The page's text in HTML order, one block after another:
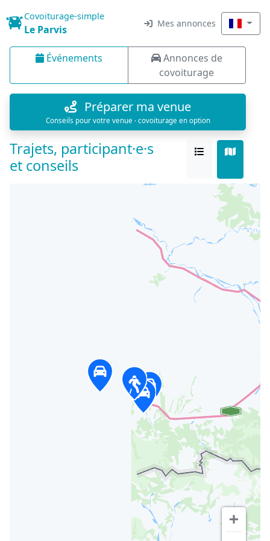
Covoiturage-simple
Le Parvis Mes annonces
Événements
Annonces de
covoiturage
Préparer ma venue
Conseils pour votre venue · covoiturage en option
Trajets, participant·e·s
et conseils